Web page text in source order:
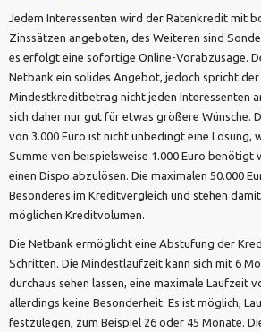
Jedem Interessenten wird der Ratenkredit mit
Zinssätzen angeboten, des Weiteren sind
es erfolgt eine sofortige Online-Vorabzusage.
Netbank ein solides Angebot, jedoch spricht der
Mindestkreditbetrag nicht jeden Interessenten
sich daher nur gut für etwas größere Wünsche.
von 3.000 Euro ist nicht unbedingt eine Lösung,
Summe von beispielsweise 1.000 Euro benötigt
einen Dispo abzulösen. Die maximalen 50.000
Besonderes im Kreditvergleich und stehen
möglichen Kreditvolumen.
Die Netbank ermöglicht eine Abstufung der
Schritten. Die Mindestlaufzeit kann sich mit 6
durchaus sehen lassen, eine maximale Laufzeit
allerdings keine Besonderheit. Es ist möglich,
festzulegen, zum Beispiel 26 oder 45 Monate.